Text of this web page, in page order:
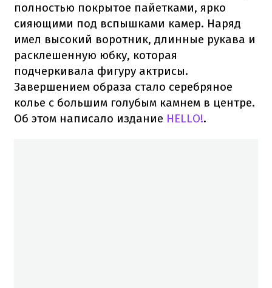
полностью покрытое пайетками, ярко
сияющими под вспышками камер. Наряд
имел высокий воротник, длинные рукава и
расклешенную юбку, которая
подчеркивала фигуру актрисы.
Завершением образа стало серебряное
колье с большим голубым камнем в центре.
Об этом написало издание HELLO!.